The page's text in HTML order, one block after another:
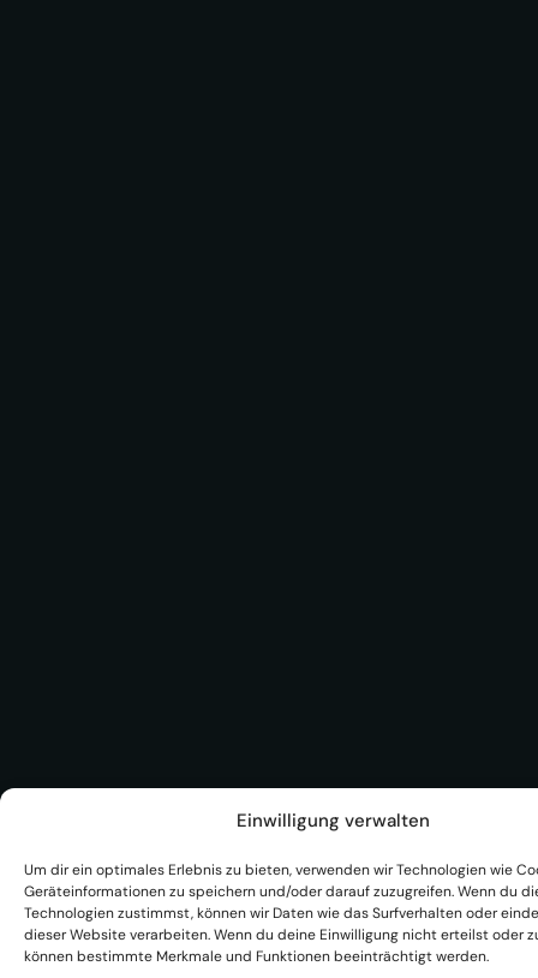
Einwilligung verwalten
Um dir ein optimales Erlebnis zu bieten, verwenden wir Technologien wie
Geräteinformationen zu speichern und/oder darauf zuzugreifen. Wenn du
Technologien zustimmst, können wir Daten wie das Surfverhalten oder
dieser Website verarbeiten. Wenn du deine Einwilligung nicht erteilst oder
können bestimmte Merkmale und Funktionen beeinträchtigt werden.